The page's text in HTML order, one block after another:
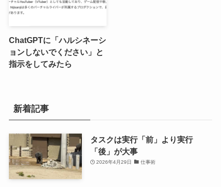
ChatGPTに「ハルシネーシ
ョンしないでください」と
指示をしてみたら
新着記事
タスクは実行「前」より実行
「後」が大事
2026年4月29日 仕事術